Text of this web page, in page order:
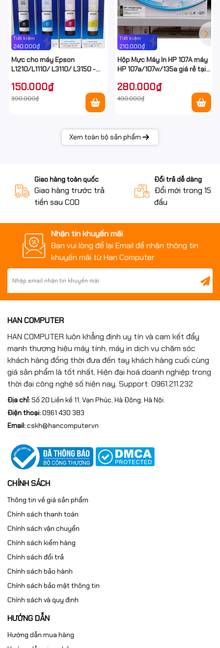
Tiết kiệm
240.000₫
Mực cho máy Epson
L1210/L1110/ L3110/ L3150 -
150.000₫
390.000₫
Tiết kiệm
210.000₫
Hộp Mực Máy In HP 107A máy
HP 107a/107w/135a giá rẻ tại
280.000₫
490.000₫
Xem toàn bộ sản phẩm
Giao hàng toàn quốc
Giao hàng trước trả
tiền sau COD
Đổi trả dễ dàng
Đổi mới trong 15
đầu
Nhận tin khuyến mãi
Bạn vui lòng để lại Email để nhận thông tin
khuyến mãi từ Han Computer
HAN COMPUTER
HAN COMPUTER luôn khẳng định uy tín và cam kết đẩy
mạnh thương hiệu máy tính, máy in dịch vụ chăm sóc
khách hàng đồng thời đưa đến tay khách hàng cuối cùng
giá sản phẩm là tốt nhất, Hiện đại hoá doanh nghiệp trong
thời đại công nghệ số hiện nay. Support: 0961.211.232
Địa chỉ:Số 20 Liền kề 11, Vạn Phúc, Hà Đông, Hà Nội.
Điện thoại:0961 430 383
Email:cskh@hancomputer.vn
CHÍNH SÁCH
Thông tin về giá sản phẩm
Chính sách thanh toán
Chính sách vận chuyển
Chính sách kiểm hàng
Chính sách đổi trả
Chính sách bảo hành
Chính sách bảo mật thông tin
Chính sách và quy định
HƯỚNG DẪN
Hướng dẫn mua hàng